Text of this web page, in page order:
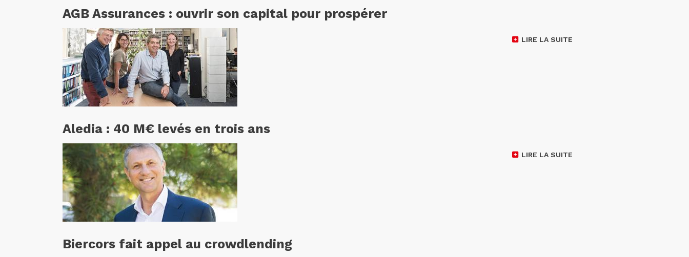
AGB Assurances : ouvrir son capital pour prospérer
LIRE LA SUITE
Aledia : 40 M€ levés en trois ans
LIRE LA SUITE
Biercors fait appel au crowdlending